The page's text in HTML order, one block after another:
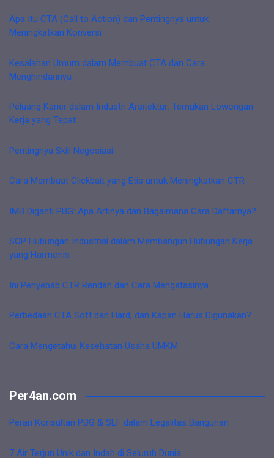
Apa Itu CTA (Call to Action) dan Pentingnya untuk
Meningkatkan Konversi
Kesalahan Umum dalam Membuat CTA dan Cara
Menghindarinya
Peluang Karier dalam Industri Arsitektur: Temukan Lowongan
Kerja yang Tepat
Pentingnya Skill Negosiasi
Cara Membuat Clickbait yang Etis untuk Meningkatkan CTR
IMB Diganti PBG: Apa Artinya dan Bagaimana Cara Daftarnya?
SOP Hubungan Industrial dalam Membangun Hubungan Kerja
yang Harmonis
Ini Penyebab CTR Rendah dan Cara Mengatasinya
Perbedaan CTA Soft dan Hard, dan Kapan Harus Digunakan?
Cara Mengetahui Kesehatan Usaha UMKM
Per4an.com
Peran Konsultan PBG & SLF dalam Legalitas Bangunan
7 Air Terjun Unik dan Indah di Seluruh Dunia